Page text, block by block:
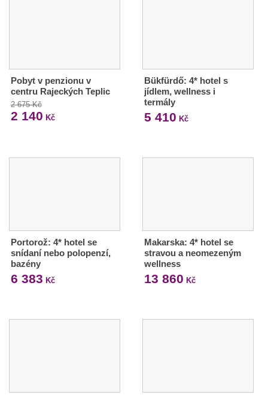
Pobyt v penzionu v
centru Rajeckých Teplic
2 675 Kč
2 140 Kč
Bükfürdő: 4* hotel s
jídlem, wellness i
termály
5 410 Kč
Portorož: 4* hotel se
snídaní nebo polopenzí,
bazény
6 383 Kč
Makarska: 4* hotel se
stravou a neomezeným
wellness
13 860 Kč